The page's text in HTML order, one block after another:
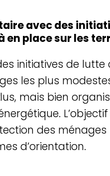
avec des
place sur les
initiatives de
les plus
mais bien
des ménages
d’orientation.